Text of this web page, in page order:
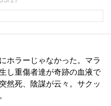
ホラーじゃなかった。マラ
し重傷者達が奇跡の血液で
然死、陰謀が云々。サクッ